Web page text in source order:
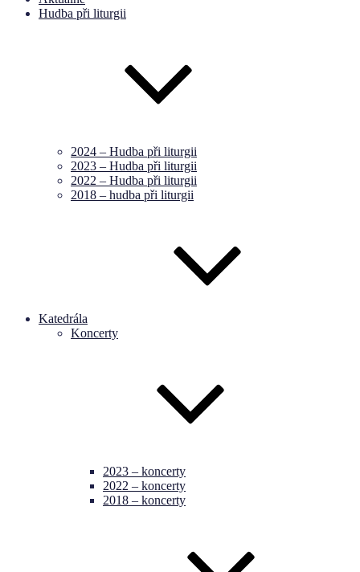
Hudba při liturgii
2024 – Hudba při liturgii
2023 – Hudba při liturgii
2022 – Hudba při liturgii
2018 – hudba při liturgii
Katedrála
Koncerty
2023 – koncerty
2022 – koncerty
2018 – koncerty